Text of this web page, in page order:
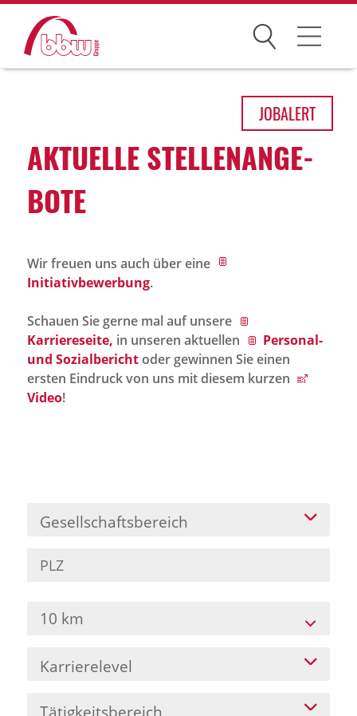
Suchen
Über uns
Historie
bbw als Arbeitgeber
Jobportal
Presse und Medien
Karriere
Presse
News Archiv
JOBALERT
AKTU­ELLE STEL­LEN­AN­GE­
BOTE
Wir freuen uns auch über eine
Initiativbewerbung.
Schauen Sie gerne mal auf unsere
Karriereseite, in unseren aktuellen
Personal-
und Sozialberichtoder gewinnen Sie einen
ersten Eindruck von uns mit diesem kurzen
Video!
Gesellschaftsbereich
10 km
Karrierelevel
Tätigkeitsbereich